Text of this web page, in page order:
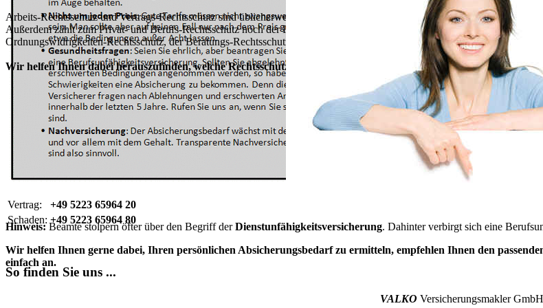
Hinweis:Beamte stolpern öfter über den Begriff derDienstunfähigkeitsversicherung. Dahinter verbirgt sich eine
Wir helfen Ihnen gerne dabei, Ihren persönlichen Absicherungsbedarf zu ermitteln, empfehlen Ihnen den
einfach an.
Arbeits-Rechtsschutz und Vertrags-Rechtsschutz sind üblicherweise im Privat- und Berufs-Rechtsschutz enthalten.
Außerdem zählt zum Privat- und Berufs-Rechtsschutz noch der Rechtsschutz bei Schadenersatzansprüchen, der Steuer-
Ordnungswidrigkeiten-Rechtsschutz, der Beratungs-Rechtsschutz in Fragen des Familien- oder Erbrechts sowie der Straf-
Wir helfen Ihnen dabei herauszufinden, welche Rechtsschutzversicherung für Sie sinnvoll ist. Rufen Sie uns einfach
Vertrag:
+49 5223 65964 20
Schaden: +49 5223 65964 80
So finden Sie uns ...
VALKO Versicherungsmakler GmbH